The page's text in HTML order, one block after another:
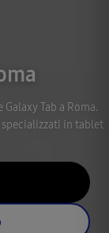
Tab a Roma.
in tablet